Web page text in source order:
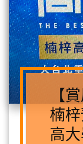
【
楠
高